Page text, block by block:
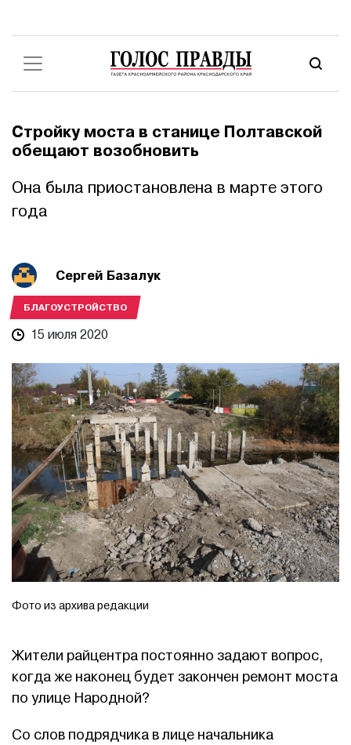
Стройку моста в станице Полтавской
обещают возобновить
Она была приостановлена в марте этого
года
Сергей Базалук
БЛАГОУСТРОЙСТВО
15 июля 2020
Фото из архива редакции
Жители райцентра постоянно задают вопрос,
когда же наконец будет закончен ремонт моста
по улице Народной?
Со слов подрядчика в лице начальника